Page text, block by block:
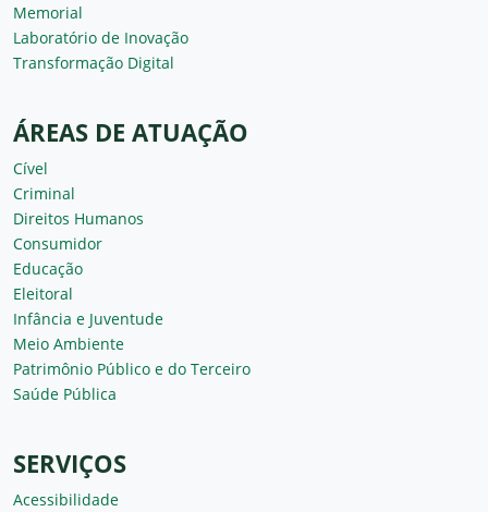
Memorial
Laboratório de Inovação
Transformação Digital
ÁREAS DE ATUAÇÃO
Cível
Criminal
Direitos Humanos
Consumidor
Educação
Eleitoral
Infância e Juventude
Meio Ambiente
Patrimônio Público e do Terceiro
Saúde Pública
SERVIÇOS
Acessibilidade